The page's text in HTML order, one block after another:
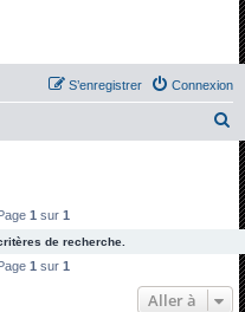
Connexion
S’enregistrer
c
1 sur 1
de recherche.
1 sur 1
Aller à